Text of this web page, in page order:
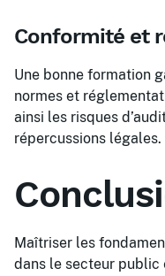
Conformité et
Une bonne formation
normes et
ainsi les risques
répercussions légales.
Maîtriser les
dans le secteur public